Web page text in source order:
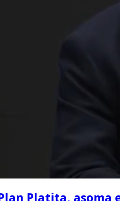
Platita, asoma